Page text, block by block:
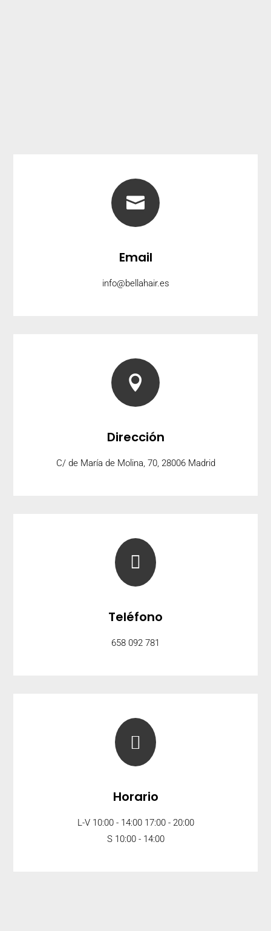

Email
info@bellahair.es

Dirección
C/ de María de Molina, 70, 28006 Madrid

Teléfono
658 092 781

Horario
L-V 10:00 - 14:00 17:00 - 20:00
S 10:00 - 14:00